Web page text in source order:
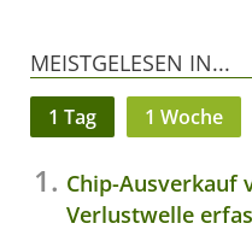
MEISTGELESEN IN...
1 Tag 1 Woche
Chip-Ausverkauf
Verlustwelle